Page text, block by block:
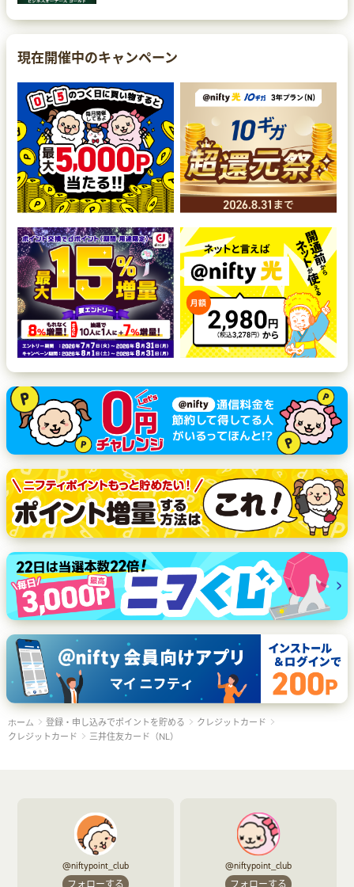
現在開催中のキャンペーン
ホーム 登録・申し込みでポイントを貯める
クレジットカード
クレジットカード
三井住友カード（NL）
@niftypoint_club
フォローする
@niftypoint_club
フォローする